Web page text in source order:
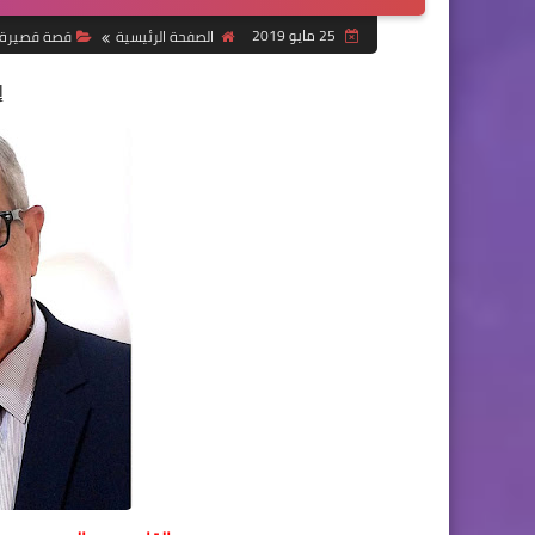
الصفحة الرئيسية قصة قصيرة